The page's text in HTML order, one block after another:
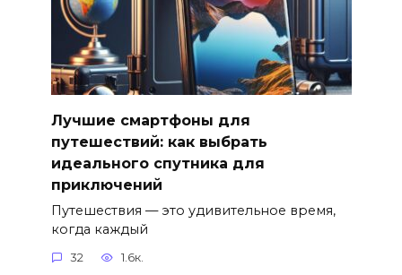
Лучшие смартфоны для
путешествий: как выбрать
идеального спутника для
приключений
Путешествия — это удивительное время,
когда каждый
32 1.6к.